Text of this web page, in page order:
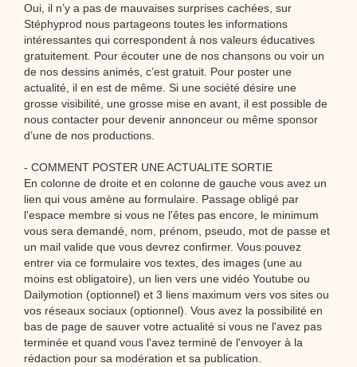
Oui, il n’y a pas de mauvaises surprises cachées, sur
Stéphyprod nous partageons toutes les informations
intéressantes qui correspondent à nos valeurs éducatives
gratuitement. Pour écouter une de nos chansons ou voir un
de nos dessins animés, c’est gratuit. Pour poster une
actualité, il en est de même. Si une société désire une
grosse visibilité, une grosse mise en avant, il est possible de
nous contacter pour devenir annonceur ou même sponsor
d’une de nos productions.
- COMMENT POSTER UNE ACTUALITE SORTIE
En colonne de droite et en colonne de gauche vous avez un
lien qui vous amène au formulaire. Passage obligé par
l'espace membre si vous ne l'êtes pas encore, le minimum
vous sera demandé, nom, prénom, pseudo, mot de passe et
un mail valide que vous devrez confirmer. Vous pouvez
entrer via ce formulaire vos textes, des images (une au
moins est obligatoire), un lien vers une vidéo Youtube ou
Dailymotion (optionnel) et 3 liens maximum vers vos sites ou
vos réseaux sociaux (optionnel). Vous avez la possibilité en
bas de page de sauver votre actualité si vous ne l'avez pas
terminée et quand vous l'avez terminé de l'envoyer à la
rédaction pour sa modération et sa publication.